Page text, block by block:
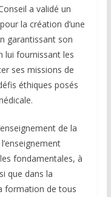
a validé un
la création d’une
garantissant son
lui fournissant les
ses missions de
éthiques posés
de la
fondamentales, à
que dans la
formation de tous